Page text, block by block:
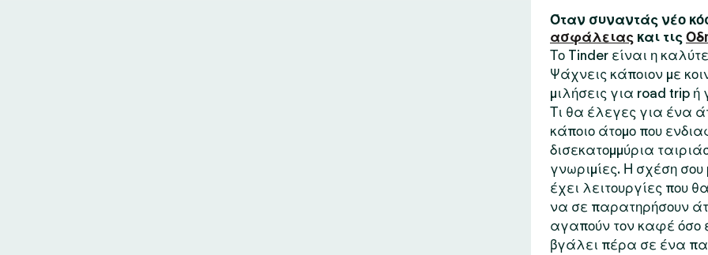
Όταν συναντάς νέο
ασφάλειας και τις
Το Tinder είναι η
Ψάχνεις κάποιον με
μιλήσεις για road trip
Τι θα έλεγες για ένα
κάποιο άτομο που
δισεκατομμύρια
γνωριμίες. Η σχέση σου
έχει λειτουργίες που
να σε παρατηρήσουν
αγαπούν τον καφέ όσο
βγάλει πέρα σε ένα